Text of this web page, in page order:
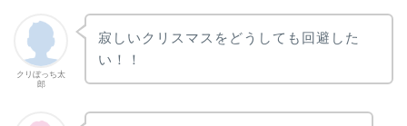
クリぼっち太
郎
寂しいクリスマスをどうしても回避した
い！！